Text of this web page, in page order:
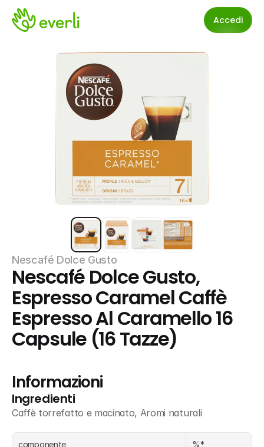
Accedi
Nescafé Dolce Gusto
Nescafé Dolce Gusto,
Espresso Caramel Caffè
Espresso Al Caramello 16
Capsule (16 Tazze)
Informazioni
Ingredienti
Caffè torrefatto e macinato, Aromi naturali
componente %*